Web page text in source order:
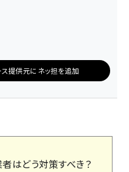
提供元にネッ担を追加
はどう対策すべき？